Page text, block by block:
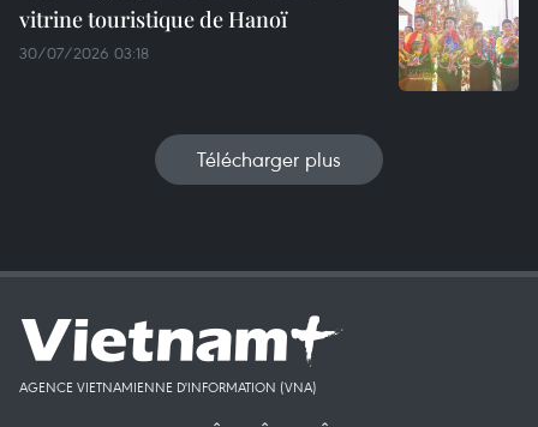
vitrine touristique de Hanoï
30/07/2026 03:18
Télécharger plus
AGENCE VIETNAMIENNE D'INFORMATION (VNA)